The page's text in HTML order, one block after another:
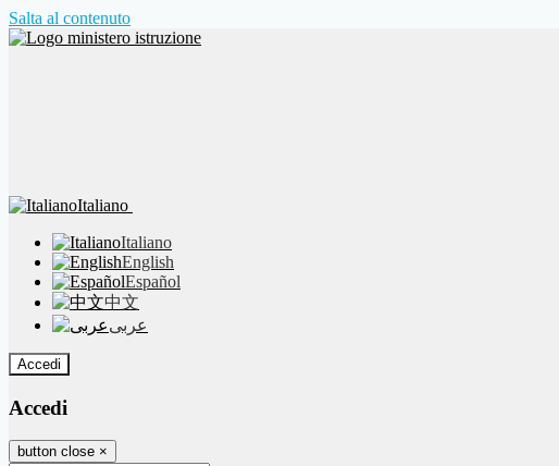
Salta al contenuto
Italiano
Italiano
English
Español
中文
عربى
Accedi
Accedi
button close ×